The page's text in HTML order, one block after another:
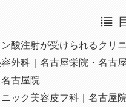
酸注射が受けられるクリ
外科｜名古屋栄院・名古
古屋院
ック美容皮フ科｜名古屋